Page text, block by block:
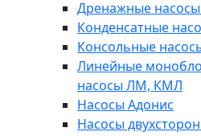
Дренажные
Конденсатные
Консольные
Линейные
насосы ЛМ, КМЛ
Насосы Адонис
Насосы